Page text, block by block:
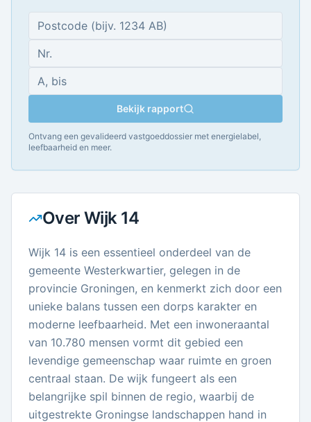
Bekijk rapport
Ontvang een gevalideerd vastgoeddossier met energielabel,
leefbaarheid en meer.
Over Wijk 14
Wijk 14 is een essentieel onderdeel van de
gemeente Westerkwartier, gelegen in de
provincie Groningen, en kenmerkt zich door een
unieke balans tussen een dorps karakter en
moderne leefbaarheid. Met een inwoneraantal
van 10.780 mensen vormt dit gebied een
levendige gemeenschap waar ruimte en groen
centraal staan. De wijk fungeert als een
belangrijke spil binnen de regio, waarbij de
uitgestrekte Groningse landschappen hand in